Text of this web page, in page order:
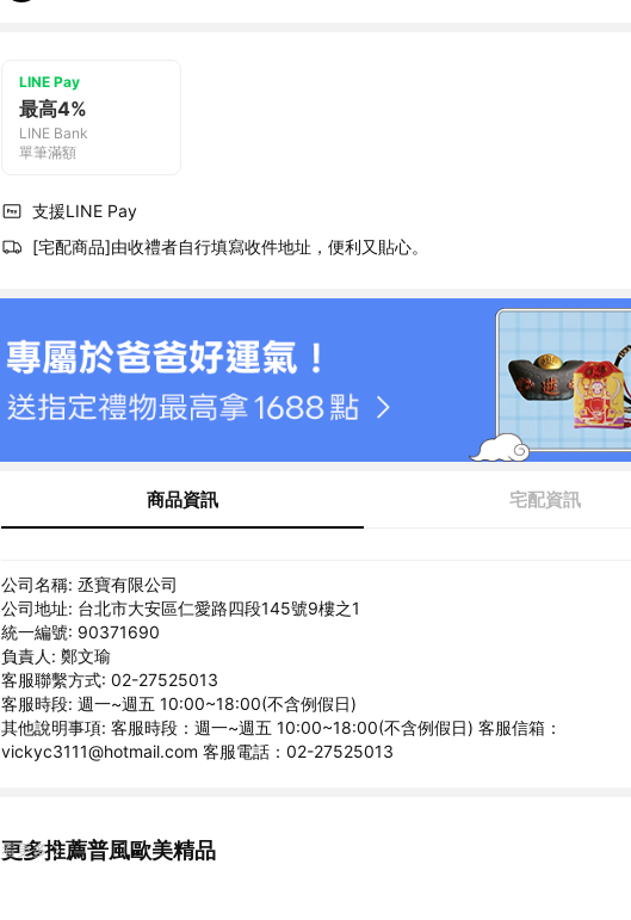
LINE Pay
最高4%
LINE Bank
單筆滿額
支援LINE Pay
[宅配商品]由收禮者自行填寫收件地址，便利又貼心。
商品資訊 宅配資訊
公司名稱: 丞寶有限公司
公司地址: 台北市大安區仁愛路四段145號9樓之1
統一編號: 90371690
負責人: 鄭文瑜
客服聯繫方式: 02-27525013
客服時段: 週一~週五 10:00~18:00(不含例假日)
其他說明事項: 客服時段：週一~週五 10:00~18:00(不含例假日) 客服信箱：
vickyc3111@hotmail.com 客服電話：02-27525013
更多推薦普風歐美精品
看更多